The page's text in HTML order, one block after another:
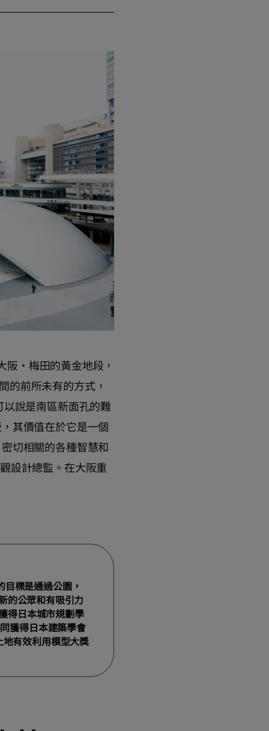
阪·梅田的黃金地段，
的前所未有的方式，
說是南區新面孔的難
其價值在於它是一個
切相關的各種智慧和
設計總監。在大阪重
標是通過公園，
的公眾和有吸引力
得日本城市規劃學
獲得日本建築學會
有效利用模型大獎